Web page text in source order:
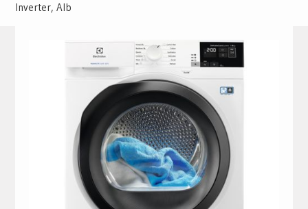
Inverter, Alb